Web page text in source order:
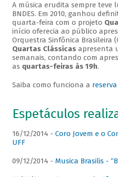
A música erudita sempre teve
BNDES. Em 2010, ganhou
quarta-feira com o projeto
início oferecia ao público
Orquestra Sinfônica Brasileira
Quartas Clássicasapresenta
semanais, contando com
as quartas-feiras às 19h.
Saiba como funciona a
Espetáculos
16/12/2014 - Coro Jovem e o
UFF
09/12/2014 - Musica Brasilis -